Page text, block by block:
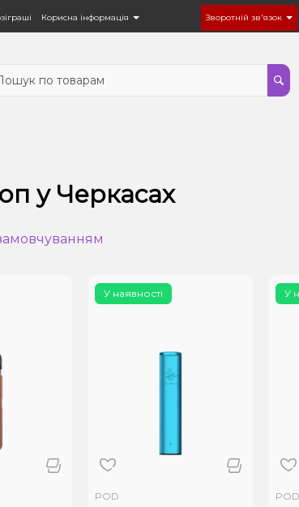
Корисна інформація Зворотній зв'язок
у Черкасах
У наявності
POD
У
POD